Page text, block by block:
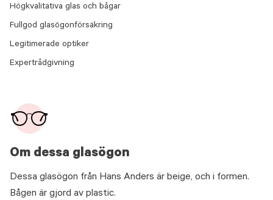
Om dessa glasögon
Dessa glasögon från Hans Anders är beige, och i formen.
Bågen är gjord av plastic.
Högkvalitativa glas och bågar
Fullgod glasögonförsäkring
Legitimerade optiker
Expertrådgivning